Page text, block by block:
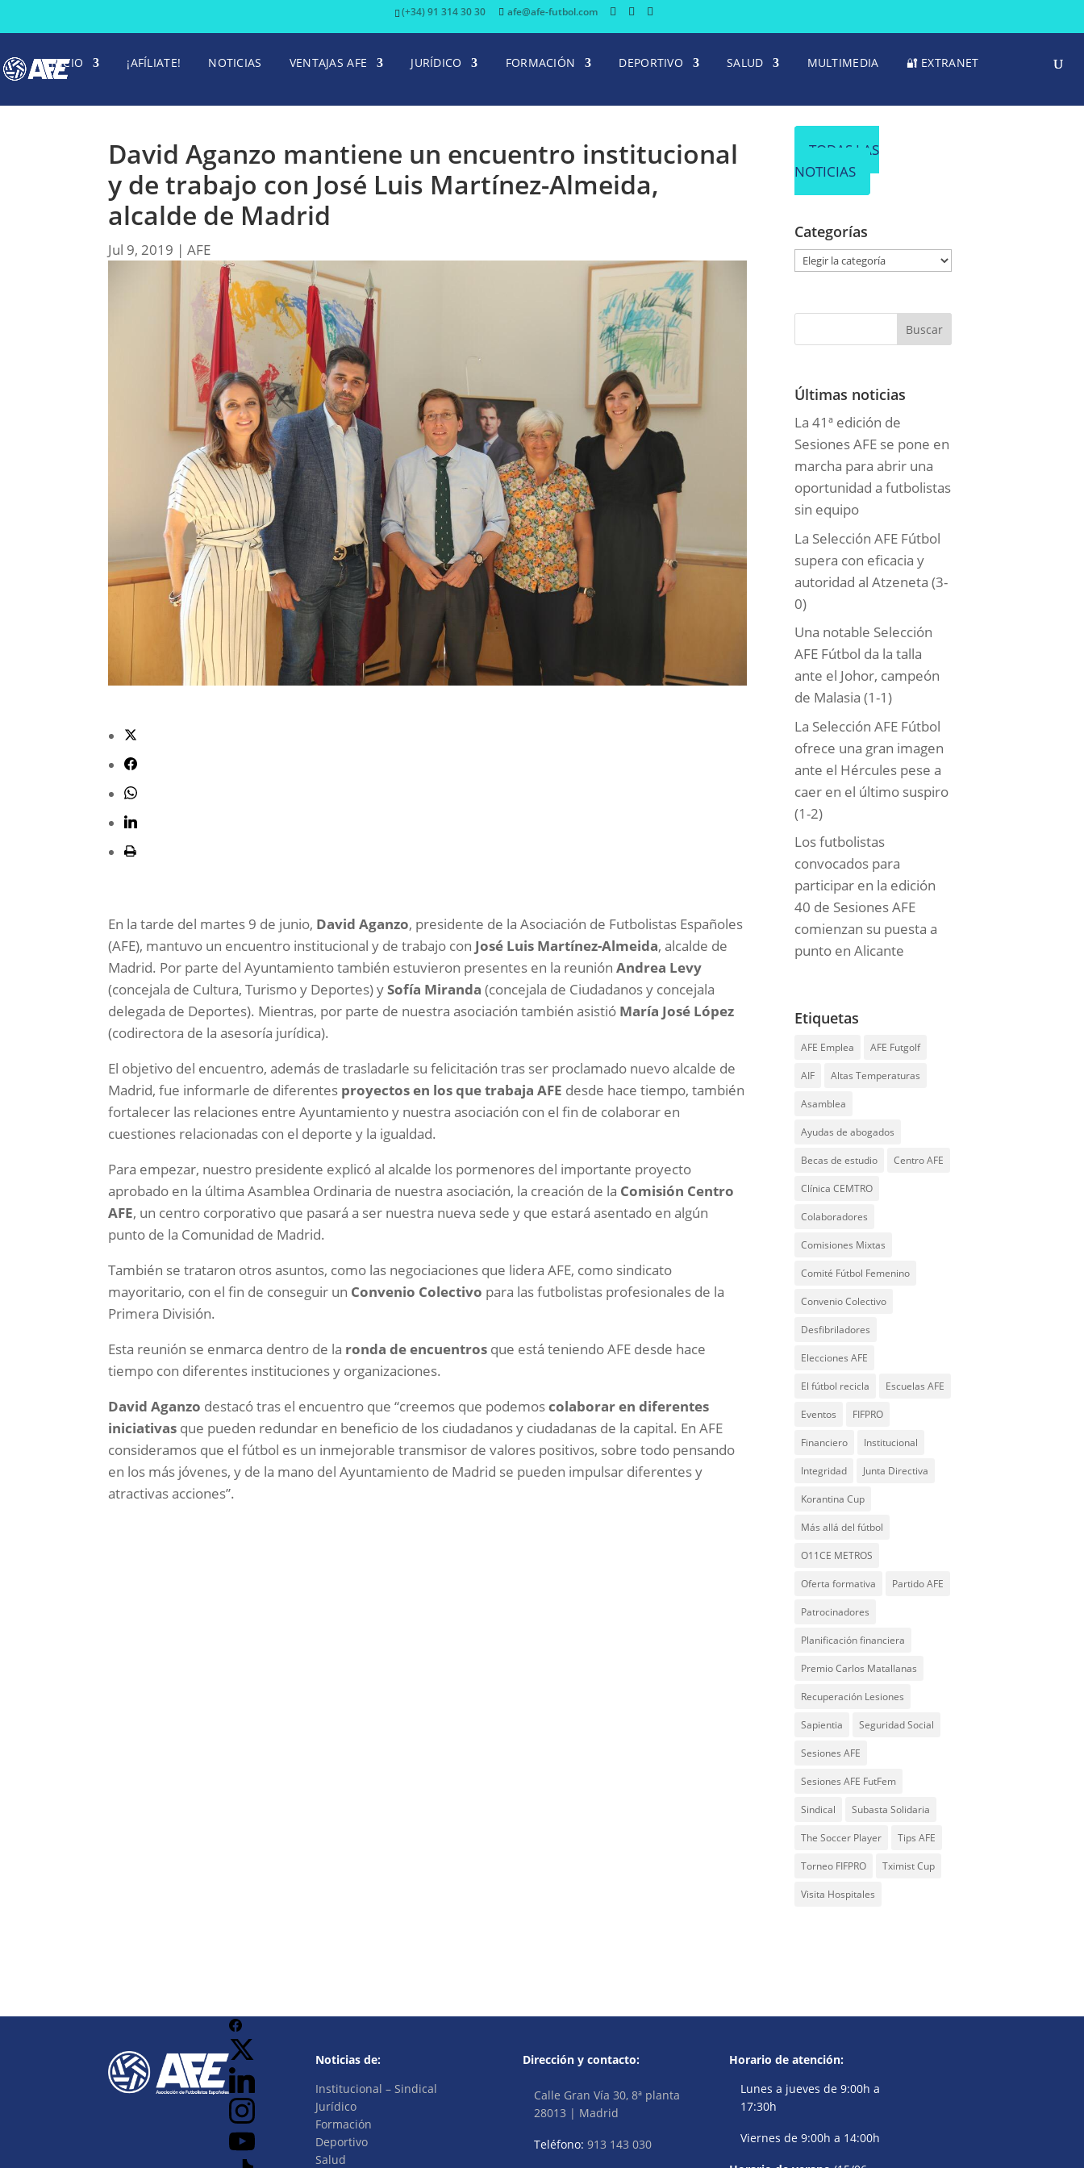
(+34) 91 314 30 30 afe@afe-futbol.com
INICIO ¡AFÍLIATE! NOTICIAS VENTAJAS AFE JURÍDICO FORMACIÓN DEPORTIVO SALUD MULTIMEDIA 🔐 EXTRANET
David Aganzo mantiene un encuentro institucional
y de trabajo con José Luis Martínez-Almeida,
alcalde de Madrid
Jul 9, 2019 |AFE
En la tarde del martes 9 de junio, David Aganzo, presidente de la Asociación de Futbolistas Españoles
(AFE), mantuvo un encuentro institucional y de trabajo con José Luis Martínez-Almeida, alcalde de
Madrid. Por parte del Ayuntamiento también estuvieron presentes en la reuniónAndrea Levy
(concejala de Cultura, Turismo y Deportes) ySofía Miranda (concejala de Ciudadanos y concejala
delegada de Deportes). Mientras, por parte de nuestra asociación también asistió María José López
(codirectora de la asesoría jurídica).
El objetivo del encuentro, además de trasladarle su felicitación tras ser proclamado nuevo alcalde de
Madrid, fue informarle de diferentes proyectos en los que trabaja AFE desde hace tiempo, también
fortalecer las relaciones entre Ayuntamiento y nuestra asociación con el fin de colaborar en
cuestiones relacionadas con el deporte y la igualdad.
Para empezar, nuestro presidente explicó al alcalde los pormenores del importante proyecto
aprobado en la última Asamblea Ordinaria de nuestra asociación, la creación de la Comisión Centro
AFE, un centro corporativo que pasará a ser nuestra nueva sede y que estará asentado en algún
punto de la Comunidad de Madrid.
También se trataron otros asuntos, como las negociaciones que lidera AFE, como sindicato
mayoritario, con el fin de conseguir un Convenio Colectivo para las futbolistas profesionales de la
Primera División.
Esta reunión se enmarca dentro de la ronda de encuentros que está teniendo AFE desde hace
tiempo con diferentes instituciones y organizaciones.
David Aganzo destacó tras el encuentro que “creemos que podemoscolaborar en diferentes
iniciativas que pueden redundar en beneficio de los ciudadanos y ciudadanas de la capital. En AFE
consideramos que el fútbol es un inmejorable transmisor de valores positivos, sobre todo pensando
en los más jóvenes, y de la mano del Ayuntamiento de Madrid se pueden impulsar diferentes y
atractivas acciones”.
TODAS LAS
NOTICIAS
Categorías
g
r
a
s
Últimas noticias
La 41ª edición de
Sesiones AFE se pone en
marcha para abrir una
oportunidad a futbolistas
sin equipo
La Selección AFE Fútbol
supera con eficacia y
autoridad al Atzeneta (3-
0)
Una notable Selección
AFE Fútbol da la talla
ante el Johor, campeón
de Malasia (1-1)
La Selección AFE Fútbol
ofrece una gran imagen
ante el Hércules pese a
caer en el último suspiro
(1-2)
Los futbolistas
convocados para
participar en la edición
40 de Sesiones AFE
comienzan su puesta a
punto en Alicante
Etiquetas
AFE Emplea AFE Futgolf
AIF Altas Temperaturas
Asamblea
Ayudas de abogados
Becas de estudio Centro AFE
Clínica CEMTRO
Colaboradores
Comisiones Mixtas
Comité Fútbol Femenino
Convenio Colectivo
Desfibriladores
Elecciones AFE
El fútbol recicla Escuelas AFE
Eventos FIFPRO
Financiero Institucional
Integridad Junta Directiva
Korantina Cup
Más allá del fútbol
O11CE METROS
Oferta formativa Partido AFE
Patrocinadores
Planificación financiera
Premio Carlos Matallanas
Recuperación Lesiones
Sapientia Seguridad Social
Sesiones AFE
Sesiones AFE FutFem
Sindical Subasta Solidaria
The Soccer Player Tips AFE
Torneo FIFPRO Tximist Cup
Visita Hospitales
Noticias de:
Institucional – Sindical
Jurídico
Formación
Deportivo
Salud
Dirección y contacto:
Calle Gran Vía 30, 8ª planta
28013 | Madrid
Teléfono: 913 143 030
Horario de atención:
Lunes a jueves de 9:00h a
17:30h
Viernes de 9:00h a 14:00h